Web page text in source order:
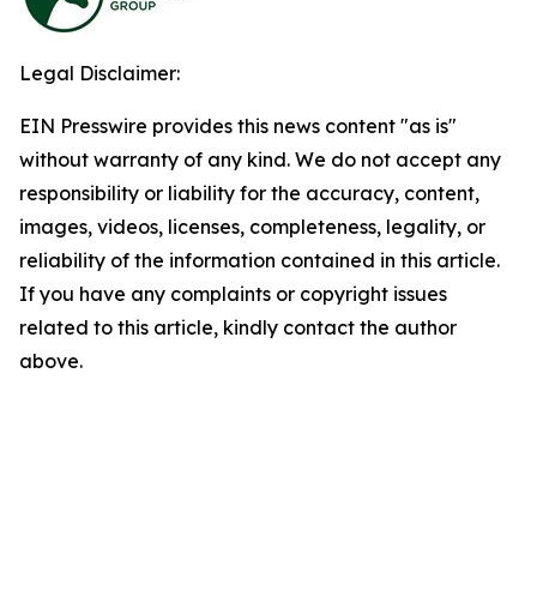
Legal Disclaimer:
EIN Presswire provides this news content "as is"
without warranty of any kind. We do not accept any
responsibility or liability for the accuracy, content,
images, videos, licenses, completeness, legality, or
reliability of the information contained in this article.
If you have any complaints or copyright issues
related to this article, kindly contact the author
above.